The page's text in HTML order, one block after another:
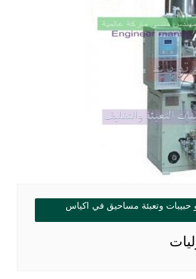
حبيبات وتعبئة مساحيق في اكياس